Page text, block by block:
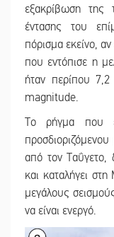
εξακρίβωση της
έντασης του
πόρισμα εκείνο,
που εντόπισε η
ήταν περίπου
magnitude.
Το ρήγμα που
από τον Ταΰγετο,
και καταλήγει
μεγάλους
να είναι ενεργό.